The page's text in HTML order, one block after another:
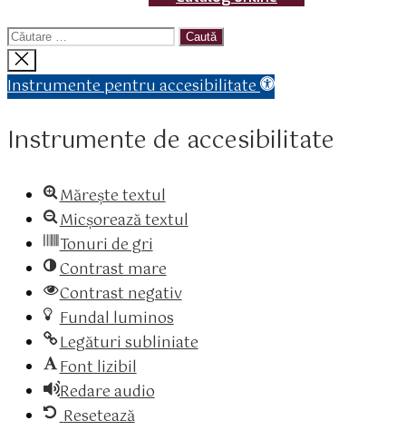
Caută
după:
Închide
căutarea
Instrumente pentru accesibilitate
Instrumente de accesibilitate
Mărește textul
Micșorează textul
Tonuri de gri
Contrast mare
Contrast negativ
Fundal luminos
Legături subliniate
Font lizibil
Redare audio
Resetează